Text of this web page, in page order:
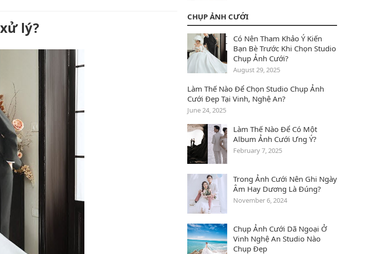
lý?
CHỤP ẢNH CƯỚI
Có Nên Tham Khảo Ý Kiến
Bạn Bè Trước Khi Chọn Studio
Chụp Ảnh Cưới?
August 29, 2025
Làm Thế Nào Để Chọn Studio Chụp Ảnh
Cưới Đẹp Tại Vinh, Nghệ An?
June 24, 2025
Làm Thế Nào Để Có Một
Album Ảnh Cưới Ưng Ý?
February 7, 2025
Trong Ảnh Cưới Nên Ghi Ngày
Âm Hay Dương Là Đúng?
November 6, 2024
Chụp Ảnh Cưới Dã Ngoại Ở
Vinh Nghệ An Studio Nào
Chụp Đẹp